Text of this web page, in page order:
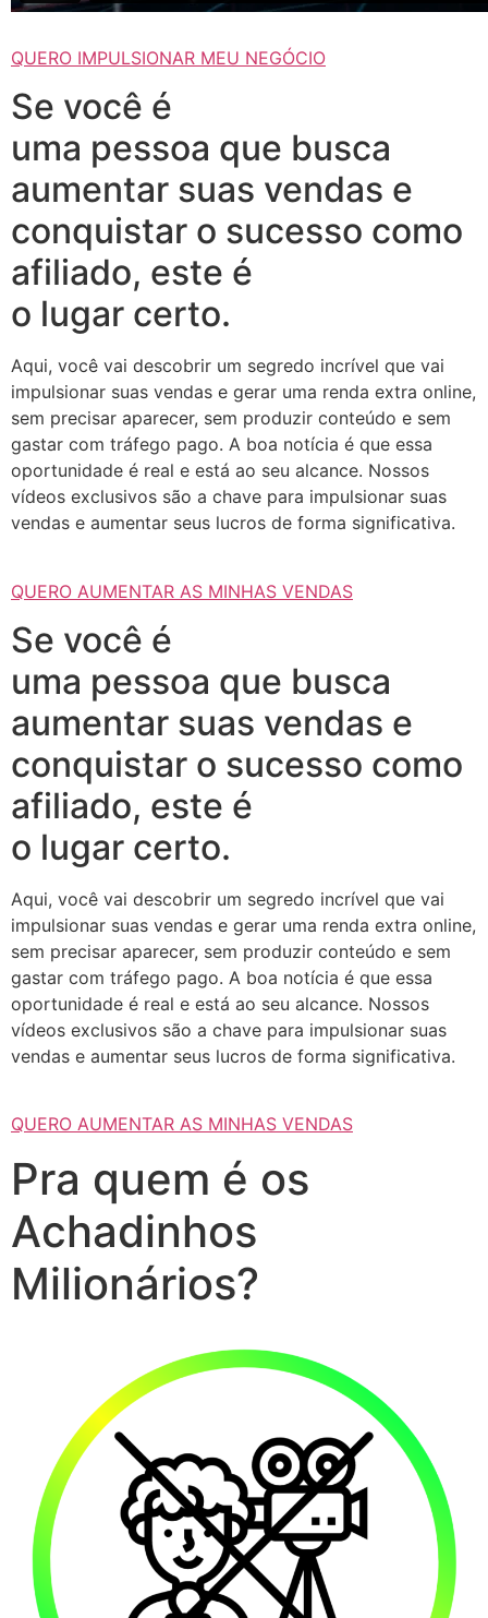
QUERO IMPULSIONAR MEU NEGÓCIO
Se você é
uma pessoa que busca
aumentar suas vendas e
conquistar o sucesso como
afiliado, este é
o lugar certo.
Aqui, você vai descobrir um segredo incrível que vai
impulsionar suas vendas e gerar uma renda extra online,
sem precisar aparecer, sem produzir conteúdo e sem
gastar com tráfego pago. A boa notícia é que essa
oportunidade é real e está ao seu alcance. Nossos
vídeos exclusivos são a chave para impulsionar suas
vendas e aumentar seus lucros de forma significativa.
QUERO AUMENTAR AS MINHAS VENDAS
Se você é
uma pessoa que busca
aumentar suas vendas e
conquistar o sucesso como
afiliado, este é
o lugar certo.
Aqui, você vai descobrir um segredo incrível que vai
impulsionar suas vendas e gerar uma renda extra online,
sem precisar aparecer, sem produzir conteúdo e sem
gastar com tráfego pago. A boa notícia é que essa
oportunidade é real e está ao seu alcance. Nossos
vídeos exclusivos são a chave para impulsionar suas
vendas e aumentar seus lucros de forma significativa.
QUERO AUMENTAR AS MINHAS VENDAS
Pra quem é os
Achadinhos
Milionários?